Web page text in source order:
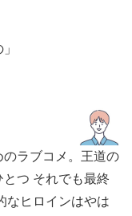
ラブコメ。王道の
つ それでも最終
なヒロインはやは